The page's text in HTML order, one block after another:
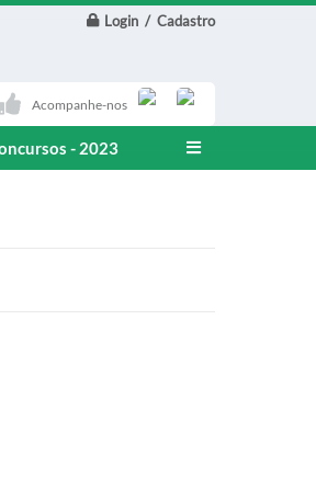
Login / Cadastro
Acompanhe-nos
- 2023